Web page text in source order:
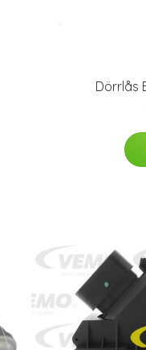
Dörrlås